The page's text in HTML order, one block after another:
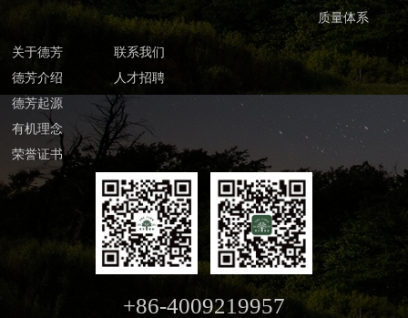
质量体系
关于德芳
德芳介绍
德芳起源
有机理念
荣誉证书
联系我们
人才招聘
+86-4009219957